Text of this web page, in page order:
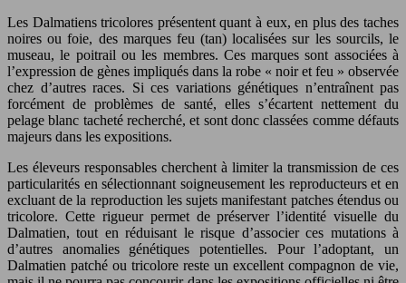
Les Dalmatiens tricolores présentent quant à eux, en plus des taches
noires ou foie, des marques feu (tan) localisées sur les sourcils, le
museau, le poitrail ou les membres. Ces marques sont associées à
l’expression de gènes impliqués dans la robe « noir et feu » observée
chez d’autres races. Si ces variations génétiques n’entraînent pas
forcément de problèmes de santé, elles s’écartent nettement du
pelage blanc tacheté recherché, et sont donc classées comme défauts
majeurs dans les expositions.
Les éleveurs responsables cherchent à limiter la transmission de ces
particularités en sélectionnant soigneusement les reproducteurs et en
excluant de la reproduction les sujets manifestant patches étendus ou
tricolore. Cette rigueur permet de préserver l’identité visuelle du
Dalmatien, tout en réduisant le risque d’associer ces mutations à
d’autres anomalies génétiques potentielles. Pour l’adoptant, un
Dalmatien patché ou tricolore reste un excellent compagnon de vie,